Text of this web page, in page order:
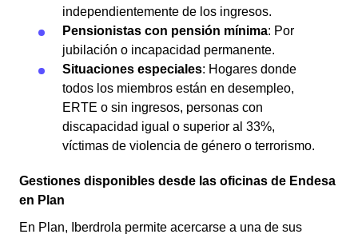
independientemente de los ingresos.
Pensionistas con pensión mínima: Por
jubilación o incapacidad permanente.
Situaciones especiales: Hogares donde
todos los miembros están en desempleo,
ERTE o sin ingresos, personas con
discapacidad igual o superior al 33%,
víctimas de violencia de género o terrorismo.
Gestiones disponibles desde las oficinas de Endesa
en Plan
En Plan, Iberdrola permite acercarse a una de sus